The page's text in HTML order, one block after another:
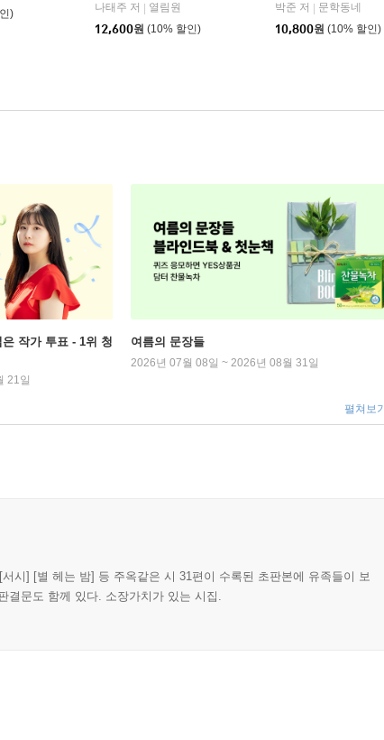
) 나태주 저
열림원
12,600원 (10% 할인)
박준 저
문학동네
10,800원 (10% 할인)
작가 투표 - 1위 청
21일
여름의 문장들
2026년 07월 08일 ~ 2026년 08월 31일
펼쳐보기
시] [별 헤는 밤] 등 주옥같은 시 31편이 수록된 초판본에 유족들이 보
결문도 함께 있다. 소장가치가 있는 시집.